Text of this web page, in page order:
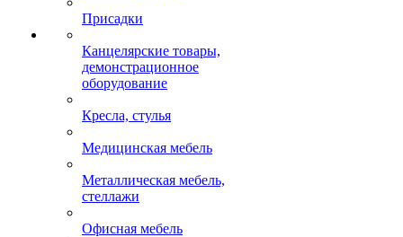
Специальные жидкости
Шприцы для масла и
комплектующие
демонстрационное
Кресла, стулья
Медицинская мебель